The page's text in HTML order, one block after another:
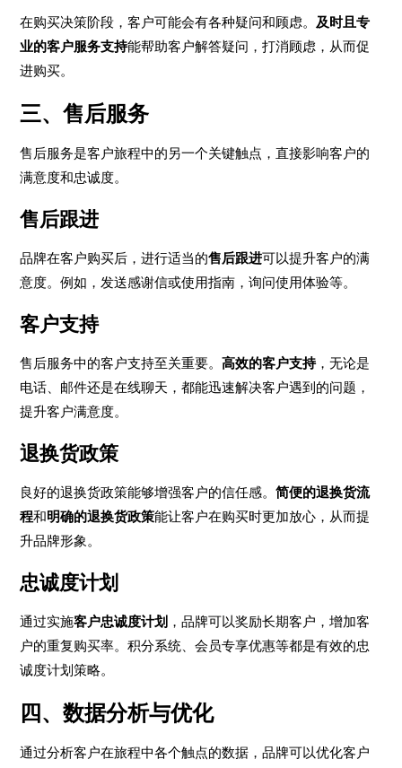
在购买决策阶段，客户可能会有各种疑问和顾虑。 及时且专
业的客户服务支持能帮助客户解答疑问，打消顾虑，从而促
进购买。
三、售后服务
售后服务是客户旅程中的另一个关键触点，直接影响客户的
满意度和忠诚度。
售后跟进
品牌在客户购买后，进行适当的售后跟进可以提升客户的满
意度。例如，发送感谢信或使用指南，询问使用体验等。
客户支持
售后服务中的客户支持至关重要。高效的客户支持，无论是
电话、邮件还是在线聊天，都能迅速解决客户遇到的问题，
提升客户满意度。
退换货政策
良好的退换货政策能够增强客户的信任感。简便的退换货流
程和明确的退换货政策能让客户在购买时更加放心，从而提
升品牌形象。
忠诚度计划
通过实施客户忠诚度计划 ，品牌可以奖励长期客户，增加客
户的重复购买率。积分系统、会员专享优惠等都是有效的忠
诚度计划策略。
四、数据分析与优化
通过分析客户在旅程中各个触点的数据，品牌可以优化客户